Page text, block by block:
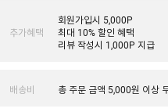
추가혜택
회원가입시 5,000P
최대 10% 할인 혜택
리뷰 작성시 1,000P 지급
배송비 총 주문 금액 5,000원 이상